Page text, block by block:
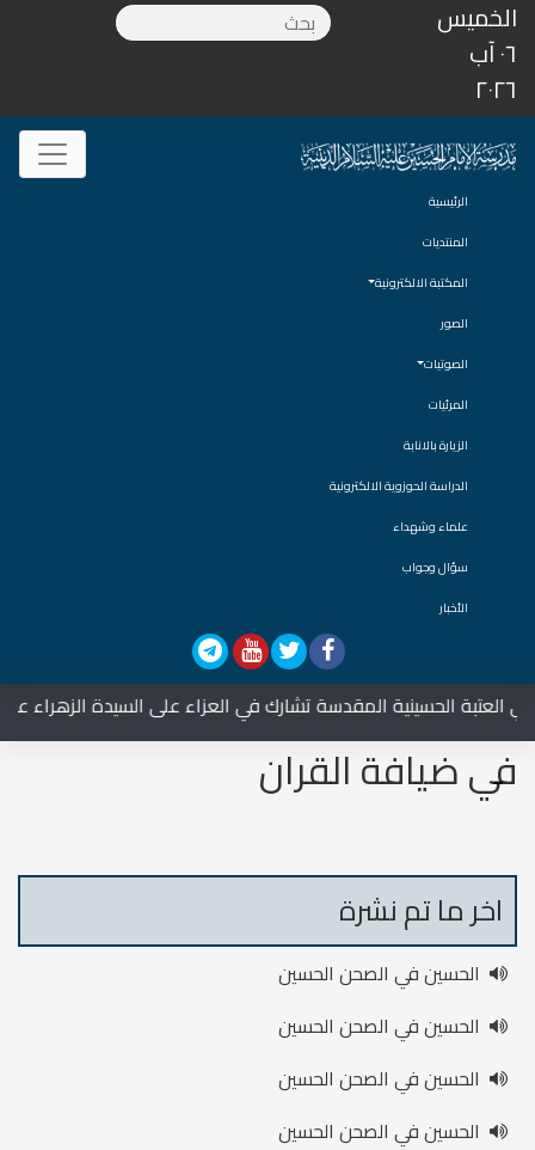
الخميس
٠٦ آب
٢٠٢٦
الرئيسية
المنتديات
المكتبة الالكترونية
الصور
الصوتيات
المرئيات
الزيارة بالانابة
الدراسة الحوزوية الالكترونية
علماء وشهداء
سؤال وجواب
الأخبار
الحسينية المقدسة تشارك في العزاء على السيدة الزهراء عليها
في ضيافة القران
اخر ما تم نشرة
الحسين في الصحن الحسين
الحسين في الصحن الحسين
الحسين في الصحن الحسين
الحسين في الصحن الحسين